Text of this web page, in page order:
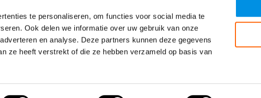
te personaliseren, om functies voor social media te
Ook delen we informatie over uw gebruik van onze
en analyse. Deze partners kunnen deze gegevens
ze heeft verstrekt of die ze hebben verzameld op basis van